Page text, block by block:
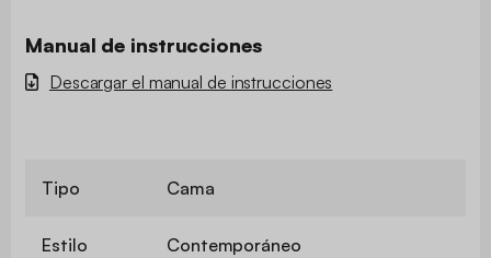
Manual de instrucciones
Descargar el manual de instrucciones
Tipo Cama
Estilo Contemporáneo